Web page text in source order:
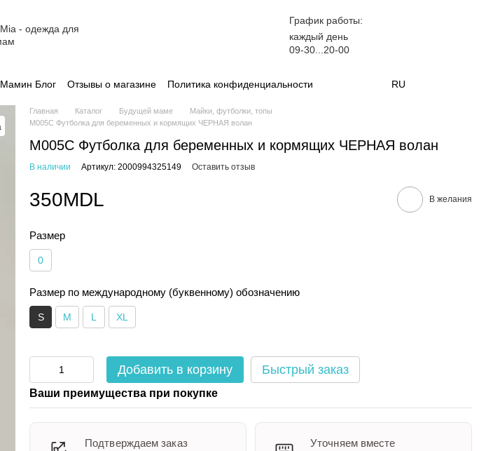
График работы:
каждый день
09-30...20-00
Мамин Блог Отзывы о магазине Политика конфиденциальности RU
Главная Каталог Будущей маме
Майки, футболки, топы
M005C Футболка для беременных и кормящих ЧЕРНАЯ волан
M005C Футболка для беременных и кормящих ЧЕРНАЯ волан
В наличии Артикул: 2000994325149 Оставить отзыв
350MDL В желания
Размер
0
Размер по международному (буквенному) обозначению
S M L XL
Добавить в корзину Быстрый заказ
Ваши преимущества при покупке
Подтверждаем заказ
Уточняем вместе